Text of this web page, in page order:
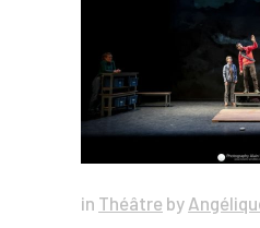
in Théâtre by